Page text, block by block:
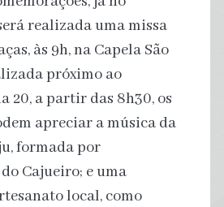
realizada uma missa
às 9h, na Capela São
próximo ao
20, a partir das 8h30, os
apreciar a música da
formada por
Cajueiro; e uma
local, como